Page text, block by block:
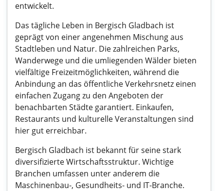
entwickelt.
Das tägliche Leben in Bergisch Gladbach ist
geprägt von einer angenehmen Mischung aus
Stadtleben und Natur. Die zahlreichen Parks,
Wanderwege und die umliegenden Wälder bieten
vielfältige Freizeitmöglichkeiten, während die
Anbindung an das öffentliche Verkehrsnetz einen
einfachen Zugang zu den Angeboten der
benachbarten Städte garantiert. Einkaufen,
Restaurants und kulturelle Veranstaltungen sind
hier gut erreichbar.
Bergisch Gladbach ist bekannt für seine stark
diversifizierte Wirtschaftsstruktur. Wichtige
Branchen umfassen unter anderem die
Maschinenbau-, Gesundheits- und IT-Branche.